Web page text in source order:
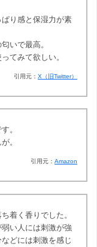
り感と保湿力が素
いで最高。
てみて欲しい。
引用元： X（旧Twitter）
。
。
引用元： Amazon
着く香りでした。
い人には刺激が強
どには刺激を感じ